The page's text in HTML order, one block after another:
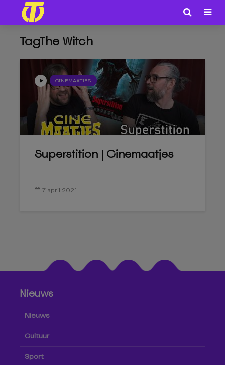
TagThe Witch
CINEMAATJES
Superstition | Cinemaatjes
7 april 2021
Nieuws
Nieuws
Cultuur
Sport